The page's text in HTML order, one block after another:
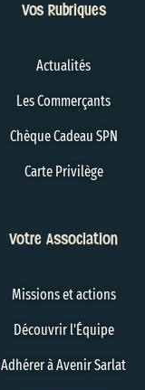
Vos Rubriques
Actualités
Les Commerçants
Chèque Cadeau SPN
Carte Privilège
Votre Association
Missions et actions
Découvrir l'Équipe
Adhérer à Avenir Sarlat